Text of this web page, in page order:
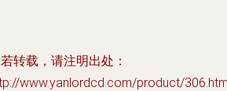
转载，请注明出处：
www.yanlordcd.com/product/